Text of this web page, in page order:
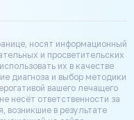
носят информационный
и просветительских
их в качестве
диагноза и выбор методики
вашего лечащего
несёт ответственности за
возникшие в результате